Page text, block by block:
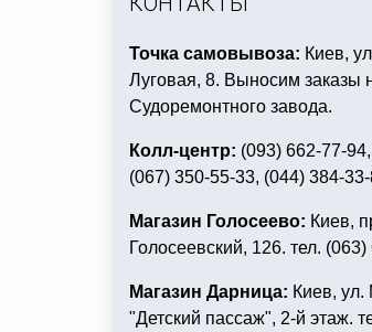
Точка самовывоза: Киев,
Луговая, 8. Выносим заказы
Судоремонтного завода.
Колл-центр: (093) 662-77-
(067) 350-55-33, (044) 384-
Магазин Голосеево: Киев,
Голосеевский, 126. тел.
Магазин Дарница: Киев,
"Детский пассаж", 2-й этаж.